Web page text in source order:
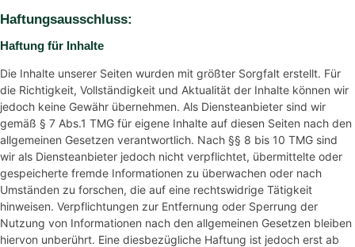
Haftungsausschluss:
Haftung für Inhalte
Die Inhalte unserer Seiten wurden mit größter Sorgfalt erstellt. Für
die Richtigkeit, Vollständigkeit und Aktualität der Inhalte können wir
jedoch keine Gewähr übernehmen. Als Diensteanbieter sind wir
gemäß § 7 Abs.1 TMG für eigene Inhalte auf diesen Seiten nach den
allgemeinen Gesetzen verantwortlich. Nach §§ 8 bis 10 TMG sind
wir als Diensteanbieter jedoch nicht verpflichtet, übermittelte oder
gespeicherte fremde Informationen zu überwachen oder nach
Umständen zu forschen, die auf eine rechtswidrige Tätigkeit
hinweisen. Verpflichtungen zur Entfernung oder Sperrung der
Nutzung von Informationen nach den allgemeinen Gesetzen bleiben
hiervon unberührt. Eine diesbezügliche Haftung ist jedoch erst ab